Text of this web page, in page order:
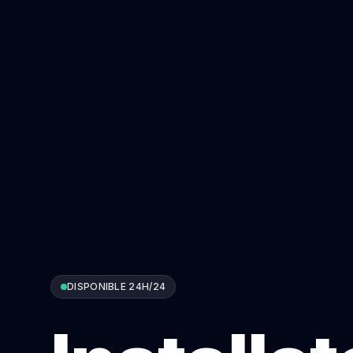
DISPONIBLE 24H/24